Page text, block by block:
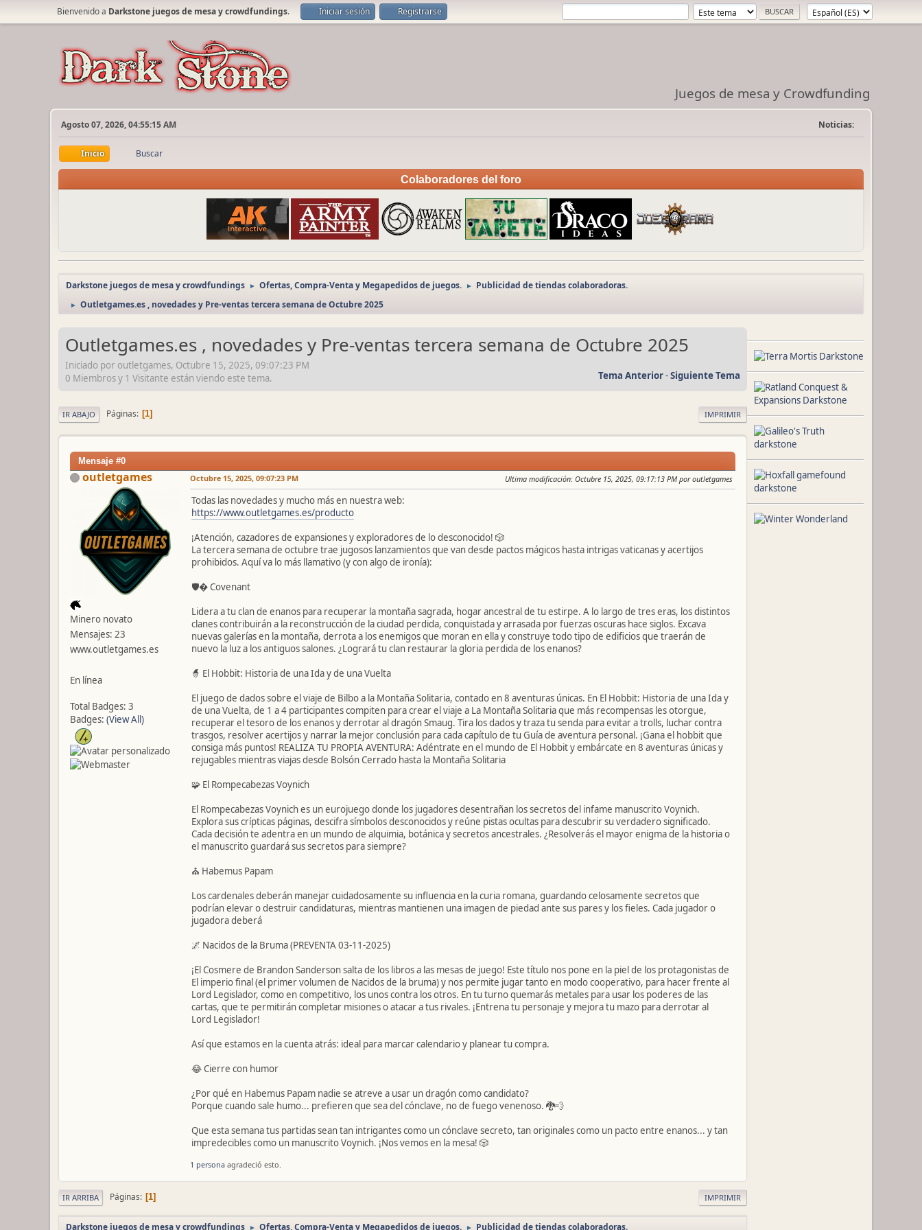
Bienvenido a Darkstone juegos de mesa y crowdfundings. Iniciar sesión Registrarse
Juegos de mesa y Crowdfunding
Agosto 07, 2026, 04:55:15 AM Noticias:
Inicio Buscar
Colaboradores del foro
Darkstone juegos de mesa y crowdfundings ► Ofertas, Compra-Venta y Megapedidos de juegos. ► Publicidad de tiendas colaboradoras.
► Outletgames.es , novedades y Pre-ventas tercera semana de Octubre 2025
Outletgames.es , novedades y Pre-ventas tercera semana de Octubre 2025
Iniciado por outletgames, Octubre 15, 2025, 09:07:23 PM
Tema Anterior-Siguiente Tema
0 Miembros y 1 Visitante están viendo este tema.
IMPRIMIR
IR ABAJO Páginas 1
Mensaje #0
outletgames
Minero novato
Mensajes: 23
www.outletgames.es
En línea
Total Badges: 3
Badges: (View All)
Octubre 15, 2025, 09:07:23 PM Ultima modificación: Octubre 15, 2025, 09:17:13 PM por outletgames
Todas las novedades y mucho más en nuestra web:
https://www.outletgames.es/producto
¡Atención, cazadores de expansiones y exploradores de lo desconocido! 🎲
La tercera semana de octubre trae jugosos lanzamientos que van desde pactos mágicos hasta intrigas vaticanas y acertijos
prohibidos. Aquí va lo más llamativo (y con algo de ironía):
🛡� Covenant
Lidera a tu clan de enanos para recuperar la montaña sagrada, hogar ancestral de tu estirpe. A lo largo de tres eras, los distintos
clanes contribuirán a la reconstrucción de la ciudad perdida, conquistada y arrasada por fuerzas oscuras hace siglos. Excava
nuevas galerías en la montaña, derrota a los enemigos que moran en ella y construye todo tipo de edificios que traerán de
nuevo la luz a los antiguos salones. ¿Logrará tu clan restaurar la gloria perdida de los enanos?
🧙 El Hobbit: Historia de una Ida y de una Vuelta
El juego de dados sobre el viaje de Bilbo a la Montaña Solitaria, contado en 8 aventuras únicas. En El Hobbit: Historia de una Ida y
de una Vuelta, de 1 a 4 participantes compiten para crear el viaje a La Montaña Solitaria que más recompensas les otorgue,
recuperar el tesoro de los enanos y derrotar al dragón Smaug. Tira los dados y traza tu senda para evitar a trolls, luchar contra
trasgos, resolver acertijos y narrar la mejor conclusión para cada capítulo de tu Guía de aventura personal. ¡Gana el hobbit que
consiga más puntos! REALIZA TU PROPIA AVENTURA: Adéntrate en el mundo de El Hobbit y embárcate en 8 aventuras únicas y
rejugables mientras viajas desde Bolsón Cerrado hasta la Montaña Solitaria
🧩 El Rompecabezas Voynich
El Rompecabezas Voynich es un eurojuego donde los jugadores desentrañan los secretos del infame manuscrito Voynich.
Explora sus crípticas páginas, descifra símbolos desconocidos y reúne pistas ocultas para descubrir su verdadero significado.
Cada decisión te adentra en un mundo de alquimia, botánica y secretos ancestrales. ¿Resolverás el mayor enigma de la historia o
el manuscrito guardará sus secretos para siempre?
⛪ Habemus Papam
Los cardenales deberán manejar cuidadosamente su influencia en la curia romana, guardando celosamente secretos que
podrían elevar o destruir candidaturas, mientras mantienen una imagen de piedad ante sus pares y los fieles. Cada jugador o
jugadora deberá
🌌 Nacidos de la Bruma (PREVENTA 03‑11‑2025)
¡El Cosmere de Brandon Sanderson salta de los libros a las mesas de juego! Este título nos pone en la piel de los protagonistas de
El imperio final (el primer volumen de Nacidos de la bruma) y nos permite jugar tanto en modo cooperativo, para hacer frente al
Lord Legislador, como en competitivo, los unos contra los otros. En tu turno quemarás metales para usar los poderes de las
cartas, que te permitirán completar misiones o atacar a tus rivales. ¡Entrena tu personaje y mejora tu mazo para derrotar al
Lord Legislador!
Así que estamos en la cuenta atrás: ideal para marcar calendario y planear tu compra.
😂 Cierre con humor
¿Por qué en Habemus Papam nadie se atreve a usar un dragón como candidato?
Porque cuando sale humo... prefieren que sea del cónclave, no de fuego venenoso. 🐉💨
Que esta semana tus partidas sean tan intrigantes como un cónclave secreto, tan originales como un pacto entre enanos... y tan
impredecibles como un manuscrito Voynich. ¡Nos vemos en la mesa! 🎲
1 persona agradeció esto.
IMPRIMIR
IR ARRIBA Páginas 1
Darkstone juegos de mesa y crowdfundings ► Ofertas, Compra-Venta y Megapedidos de juegos. ► Publicidad de tiendas colaboradoras.